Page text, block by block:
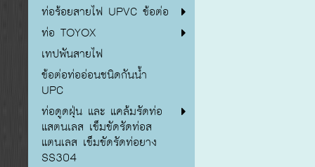
ท่อร้อยสายไฟ UPVC ข้อต่อ
ท่อ TOYOX
เทปพันสายไฟ
ข้อต่อท่ออ่อนชนิดกันน้ำ
UPC
ท่อดูดฝุ่น และ แคล้มรัดท่อ
แสตนเลส เข็มขัดรัดท่อส
แตนเลส เข็มขัดรัดท่อยาง
SS304